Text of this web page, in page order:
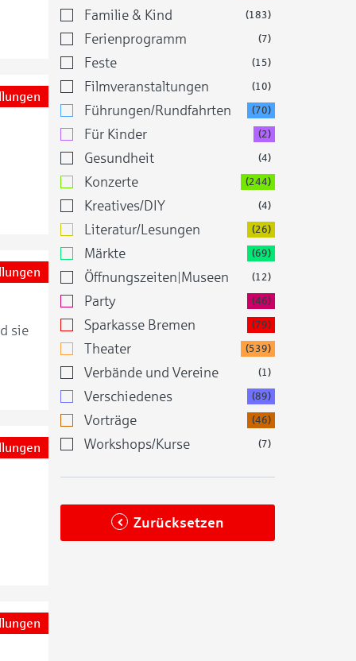
sie
Familie & Kind (183)
Ferienprogramm (7)
Feste (15)
Filmveranstaltungen (10)
Führungen/Rundfahrten (70)
Für Kinder (2)
Gesundheit (4)
Konzerte (244)
Kreatives/DIY (4)
Literatur/Lesungen (26)
Märkte (69)
Öffnungszeiten|Museen (12)
Party (46)
Sparkasse Bremen (79)
Theater (539)
Verbände und Vereine (1)
Verschiedenes (89)
Vorträge (46)
Workshops/Kurse (7)
Zurücksetzen